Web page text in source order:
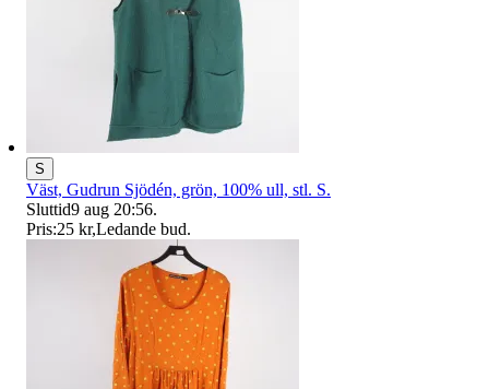
S
Väst, Gudrun Sjödén, grön, 100% ull, stl. S.
Sluttid9 aug 20:56.
Pris:25 kr,Ledande bud.